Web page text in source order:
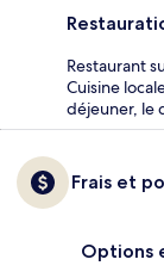
Restaurant
Cuisine
déjeuner, le
Frais et
Options